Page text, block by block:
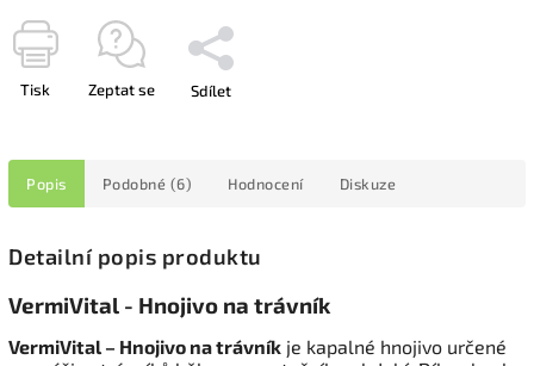
Tisk Zeptat se Sdílet
Popis Podobné (6) Hodnocení Diskuze
Detailní popis produktu
VermiVital - Hnojivo na trávník
VermiVital – Hnojivo na trávník je kapalné hnojivo určené